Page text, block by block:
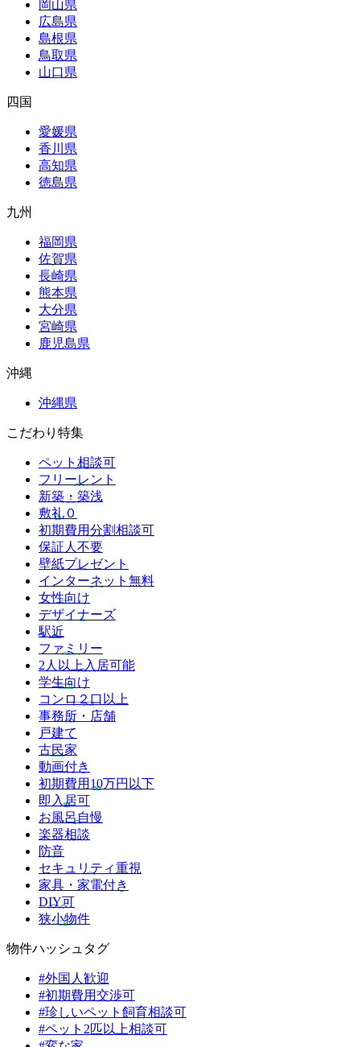
岡山県
広島県
島根県
鳥取県
山口県
四国
愛媛県
香川県
高知県
徳島県
九州
福岡県
佐賀県
長崎県
熊本県
大分県
宮崎県
鹿児島県
沖縄
沖縄県
こだわり特集
ペット相談可
フリーレント
新築・築浅
敷礼０
初期費用分割相談可
保証人不要
壁紙プレゼント
インターネット無料
女性向け
デザイナーズ
駅近
ファミリー
2人以上入居可能
学生向け
コンロ２口以上
事務所・店舗
戸建て
古民家
動画付き
初期費用10万円以下
即入居可
お風呂自慢
楽器相談
防音
セキュリティ重視
家具・家電付き
DIY可
狭小物件
物件ハッシュタグ
#外国人歓迎
#初期費用交渉可
#珍しいペット飼育相談可
#ペット2匹以上相談可